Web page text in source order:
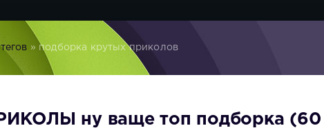
» подборка крутых приколов
ну ваще топ подборка